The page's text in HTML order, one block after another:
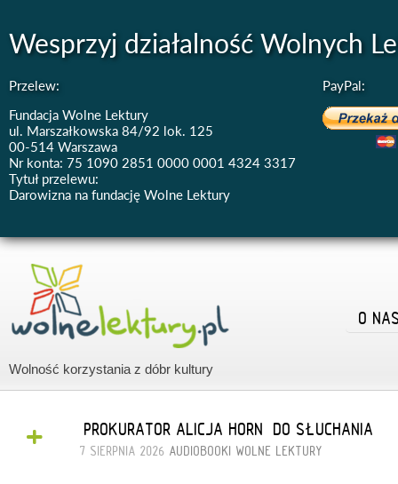
Wesprzyj działalność Wolnych
Przelew:
Fundacja Wolne Lektury
ul. Marszałkowska 84/92 lok. 125
00-514 Warszawa
Nr konta: 75 1090 2851 0000 0001 4324 3317
Tytuł przelewu:
Darowizna na fundację Wolne Lektury
PayPal:
Wolność korzystania z dóbr kultury
O
+ „PROKURATOR ALICJA HORN” DO SŁUCHANIA
7 SIERPNIA 2026 AUDIOBOOKI WOLNE LEKTURY